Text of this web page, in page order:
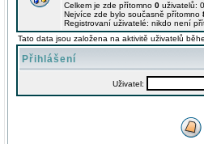
Celkem je zde přítomno 0 uživatelů:
Nejvíce zde bylo současně přítomno
Registrovaní uživatelé: nikdo není
Tato data jsou založena na aktivitě uživatelů
Přihlášení
Uživatel: